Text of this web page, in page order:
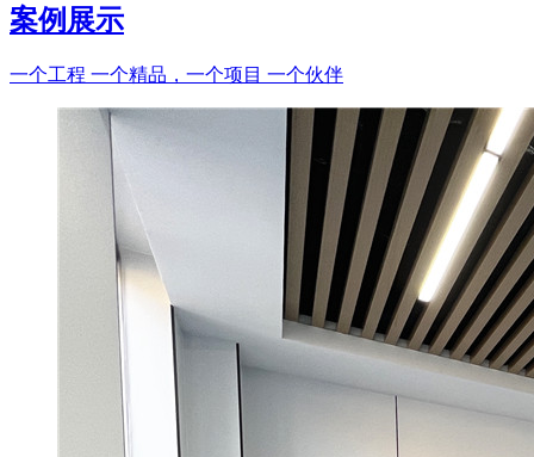
案例展示
一个工程 一个精品，一个项目 一个伙伴